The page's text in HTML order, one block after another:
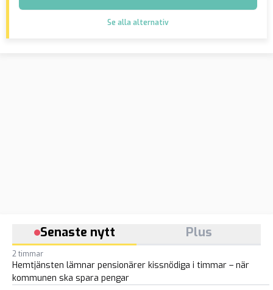
Se alla alternativ
Senaste nytt Plus
2 timmar
Hemtjänsten lämnar pensionärer kissnödiga i timmar – när
kommunen ska spara pengar